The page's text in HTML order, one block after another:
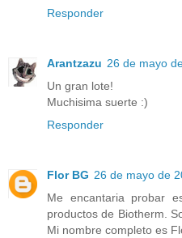
Responder
Arantzazu 26 de mayo
Un gran lote!
Muchisima suerte :)
Responder
Flor BG 26 de mayo de
Me encantaria probar
productos de Biotherm.
Mi nombre completo es